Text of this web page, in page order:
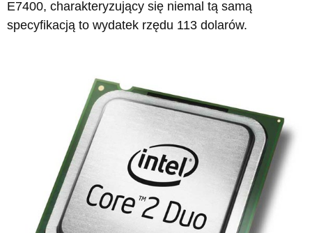
E7400, charakteryzujący się niemal tą samą
specyfikacją to wydatek rzędu 113 dolarów.